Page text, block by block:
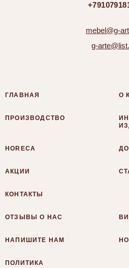
mebel@g-
g-
ГЛАВНАЯ О
ПРОИЗВОДСТВО
HORECA
АКЦИИ
КОНТАКТЫ
ОТЗЫВЫ О НАС
НАПИШИТЕ НАМ
ПОЛИТИКА